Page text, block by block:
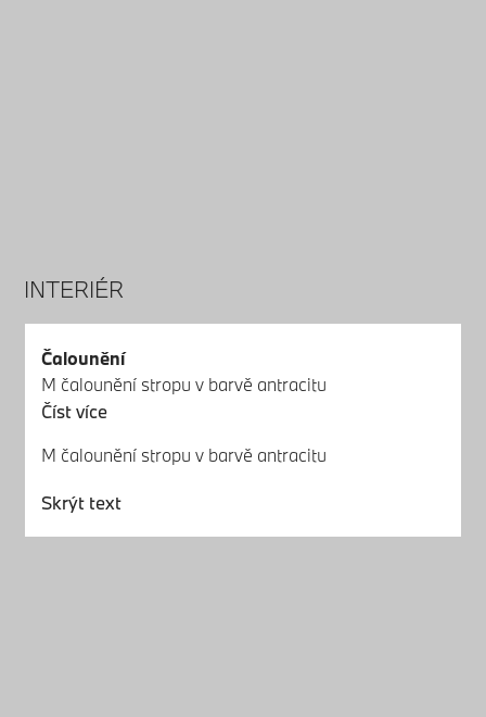
INTERIÉR
Čalounění
M čalounění stropu v barvě antracitu
Číst více
M čalounění stropu v barvě antracitu
Skrýt text